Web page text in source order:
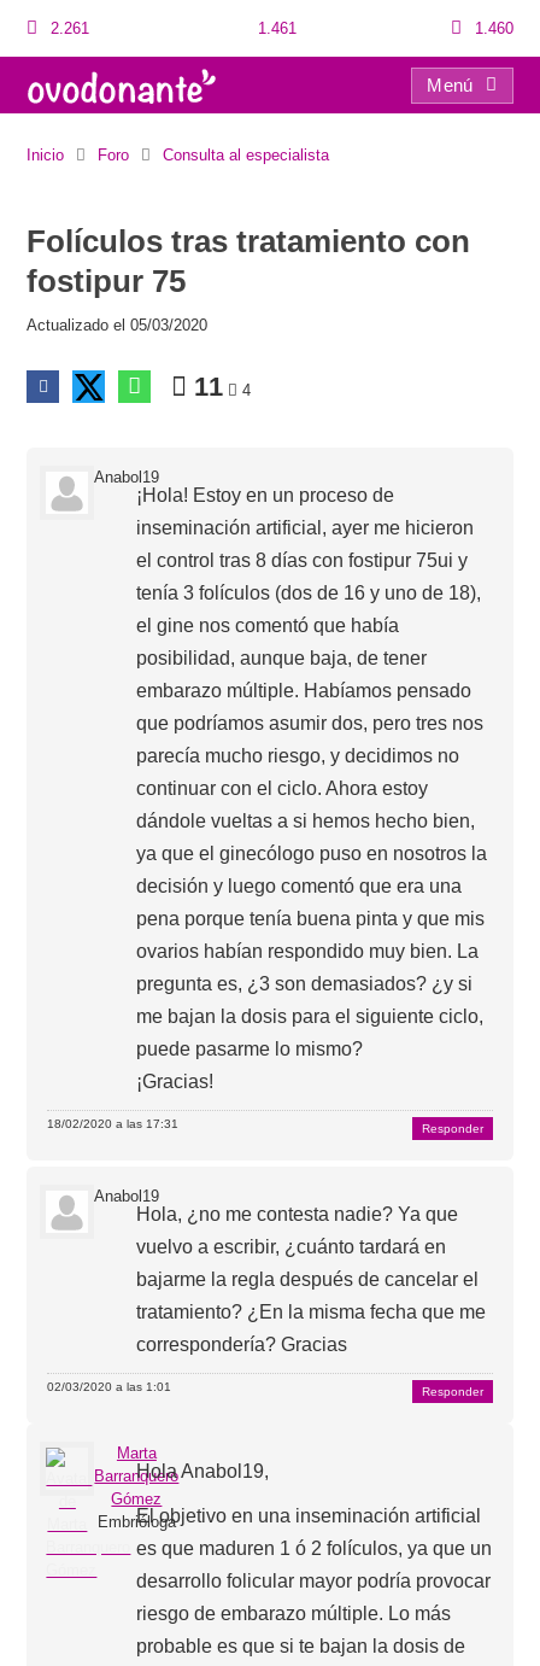
2.261 1.461 1.460
Menú
Inicio Foro Consulta al especialista
Folículos tras tratamiento con
fostipur 75
Actualizado el 05/03/2020
11 4
Anabol19
¡Hola! Estoy en un proceso de
inseminación artificial, ayer me hicieron
el control tras 8 días con fostipur 75ui y
tenía 3 folículos (dos de 16 y uno de 18),
el gine nos comentó que había
posibilidad, aunque baja, de tener
embarazo múltiple. Habíamos pensado
que podríamos asumir dos, pero tres nos
parecía mucho riesgo, y decidimos no
continuar con el ciclo. Ahora estoy
dándole vueltas a si hemos hecho bien,
ya que el ginecólogo puso en nosotros la
decisión y luego comentó que era una
pena porque tenía buena pinta y que mis
ovarios habían respondido muy bien. La
pregunta es, ¿3 son demasiados? ¿y si
me bajan la dosis para el siguiente ciclo,
puede pasarme lo mismo?
¡Gracias!
18/02/2020 a las 17:31 Responder
Anabol19
Hola, ¿no me contesta nadie? Ya que
vuelvo a escribir, ¿cuánto tardará en
bajarme la regla después de cancelar el
tratamiento? ¿En la misma fecha que me
correspondería? Gracias
02/03/2020 a las 1:01 Responder
Marta
Barranquero
Gómez
Embrióloga
Hola Anabol19,
El objetivo en una inseminación artificial
es que maduren 1 ó 2 folículos, ya que un
desarrollo folicular mayor podría provocar
riesgo de embarazo múltiple. Lo más
probable es que si te bajan la dosis de